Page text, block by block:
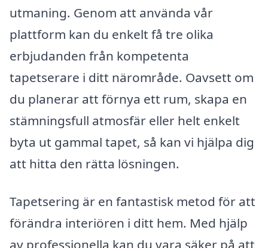
utmaning. Genom att använda vår
plattform kan du enkelt få tre olika
erbjudanden från kompetenta
tapetserare i ditt närområde. Oavsett om
du planerar att förnya ett rum, skapa en
stämningsfull atmosfär eller helt enkelt
byta ut gammal tapet, så kan vi hjälpa dig
att hitta den rätta lösningen.
Tapetsering är en fantastisk metod för att
förändra interiören i ditt hem. Med hjälp